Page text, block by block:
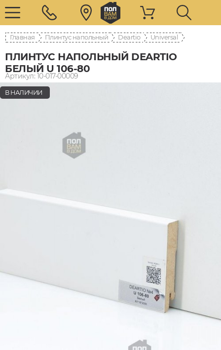
Главная Плинтус напольный Deartio Universal
ПЛИНТУС НАПОЛЬНЫЙ DEARTIO
БЕЛЫЙ U 106-80
Артикул: 10-017-00009
В НАЛИЧИИ